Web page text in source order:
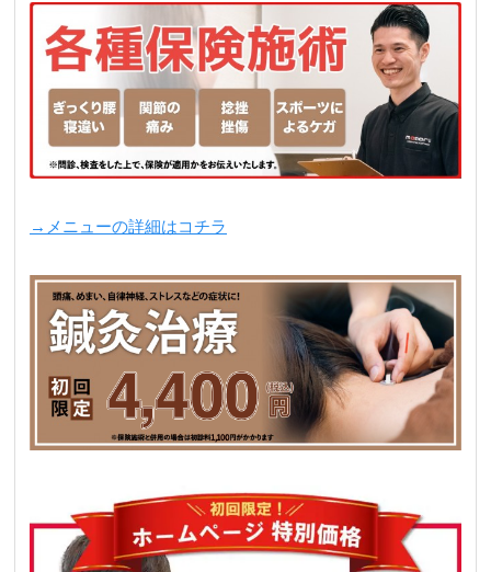
→メニューの詳細はコチラ